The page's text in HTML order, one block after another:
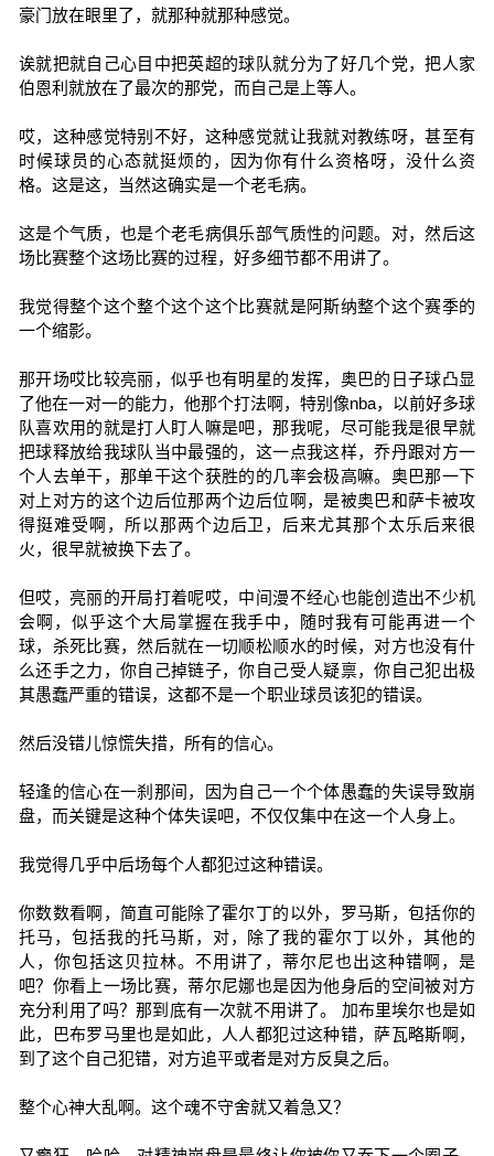
豪门放在眼里了，就那种就那种感觉。
诶就把就自己心目中把英超的球队就分为了好几个党，把人家
伯恩利就放在了最次的那党，而自己是上等人。
哎，这种感觉特别不好，这种感觉就让我就对教练呀，甚至有
时候球员的心态就挺烦的，因为你有什么资格呀，没什么资
格。这是这，当然这确实是一个老毛病。
这是个气质，也是个老毛病俱乐部气质性的问题。对，然后这
场比赛整个这场比赛的过程，好多细节都不用讲了。
我觉得整个这个整个这个这个比赛就是阿斯纳整个这个赛季的
一个缩影。
那开场哎比较亮丽，似乎也有明星的发挥，奥巴的日子球凸显
了他在一对一的能力，他那个打法啊，特别像nba，以前好多球
队喜欢用的就是打人盯人嘛是吧，那我呢，尽可能我是很早就
把球释放给我球队当中最强的，这一点我这样，乔丹跟对方一
个人去单干，那单干这个获胜的的几率会极高嘛。奥巴那一下
对上对方的这个边后位那两个边后位啊，是被奥巴和萨卡被攻
得挺难受啊，所以那两个边后卫，后来尤其那个太乐后来很
火，很早就被换下去了。
但哎，亮丽的开局打着呢哎，中间漫不经心也能创造出不少机
会啊，似乎这个大局掌握在我手中，随时我有可能再进一个
球，杀死比赛，然后就在一切顺松顺水的时候，对方也没有什
么还手之力，你自己掉链子，你自己受人疑禀，你自己犯出极
其愚蠢严重的错误，这都不是一个职业球员该犯的错误。
然后没错儿惊慌失措，所有的信心。
轻逢的信心在一刹那间，因为自己一个个体愚蠢的失误导致崩
盘，而关键是这种个体失误吧，不仅仅集中在这一个人身上。
我觉得几乎中后场每个人都犯过这种错误。
你数数看啊，简直可能除了霍尔丁的以外，罗马斯，包括你的
托马，包括我的托马斯，对，除了我的霍尔丁以外，其他的
人，你包括这贝拉林。不用讲了，蒂尔尼也出这种错啊，是
吧？你看上一场比赛，蒂尔尼娜也是因为他身后的空间被对方
充分利用了吗？那到底有一次就不用讲了。 加布里埃尔也是如
此，巴布罗马里也是如此，人人都犯过这种错，萨瓦略斯啊，
到了这个自己犯错，对方追平或者是对方反臭之后。
整个心神大乱啊。这个魂不守舍就又着急又？